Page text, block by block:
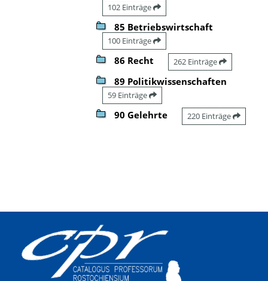
102 Einträge
85 Betriebswirtschaft
100 Einträge
86 Recht 262 Einträge
89 Politikwissenschaften
59 Einträge
90 Gelehrte 220 Einträge